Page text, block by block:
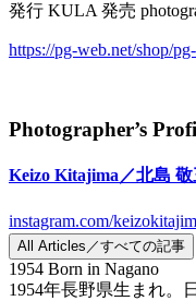
発行 KULA 発売
https://pg-web.net/shop/
Photographer’s
Keizo Kitajima／北島 敬
instagram.com/
All Articles／すべての記事
1954 Born in Nagano
1954年長野県生まれ。